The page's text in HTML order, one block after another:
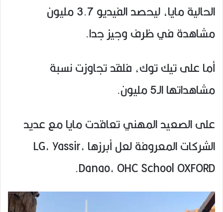
الحالية مايا، ليحصد الفيديو 3.7 مليون
مشاهدة في ظرف وجيز جدا.
أما على تيك توك، فلقد تجاوزت نسبة
مشاهداتها الـ5 مليون.
على الصعيد المهني تعاقدت مايا مع عديد
الشركات المعروفة لعل أبرزها LG, Yassir,
Danao, OHC School OXFORD.